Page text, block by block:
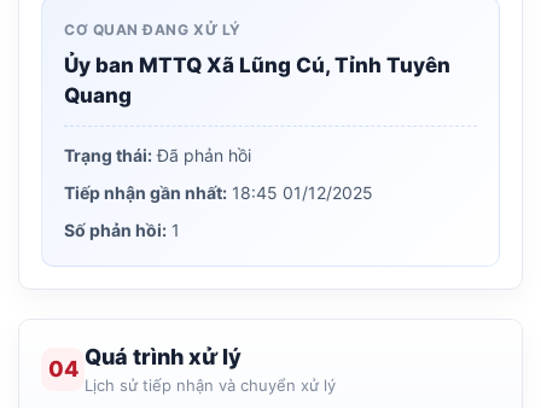
CƠ QUAN ĐANG XỬ LÝ
Ủy ban MTTQ Xã Lũng Cú, Tỉnh Tuyên
Quang
Trạng thái:Đã phản hồi
Tiếp nhận gần nhất: 18:45 01/12/2025
Số phản hồi: 1
04 Quá trình xử lý
Lịch sử tiếp nhận và chuyển xử lý